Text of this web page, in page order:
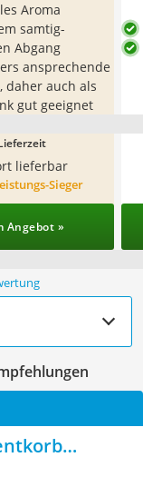
Aroma
samtig-
Abgang
ansprechende
daher auch als
gut geeignet
lieferbar
Sieger
Angebot »